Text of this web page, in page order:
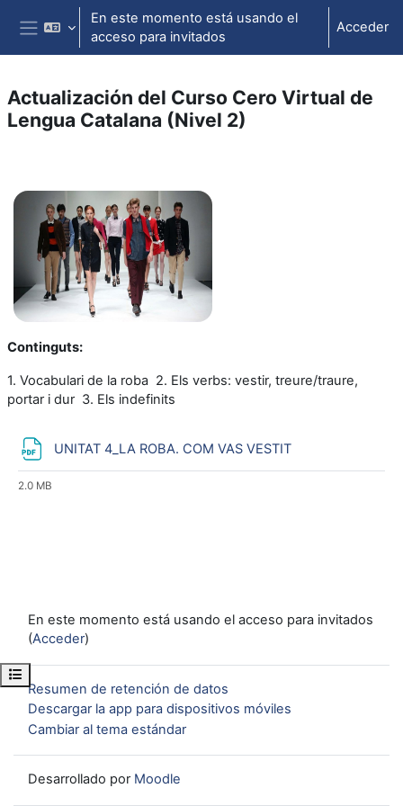
Salta al contenido principal
Panel lateral
En este momento está usando el
acceso para invitados
Acceder
Abrir índice del curso
Actualización del Curso Cero Virtual de
Lengua Catalana (Nivel 2)
Continguts:
1. Vocabulari de la roba 2. Els verbs: vestir, treure/traure,
portar i dur 3. Els indefinits
UNITAT 4_LA ROBA. COM VAS VESTIT
2.0 MB
En este momento está usando el acceso para invitados
(Acceder)
Resumen de retención de datos
Descargar la app para dispositivos móviles
Cambiar al tema estándar
Desarrollado por Moodle